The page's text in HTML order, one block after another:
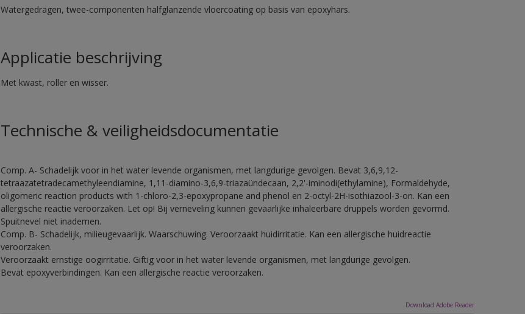
Watergedragen, twee-componenten halfglanzende vloercoating op basis van epoxyhars.
Applicatie beschrijving
Met kwast, roller en wisser.
Technische & veiligheidsdocumentatie
Comp. A- Schadelijk voor in het water levende organismen, met langdurige gevolgen. Bevat 3,6,9,12-
tetraazatetradecamethyleendiamine, 1,11-diamino-3,6,9-triazaündecaan, 2,2'-iminodi(ethylamine), Formaldehyde,
oligomeric reaction products with 1-chloro-2,3-epoxypropane and phenol en 2-octyl-2H-isothiazool-3-on. Kan een
allergische reactie veroorzaken. Let op! Bij verneveling kunnen gevaarlijke inhaleerbare druppels worden gevormd.
Spuitnevel niet inademen.
Comp. B- Schadelijk, milieugevaarlijk. Waarschuwing. Veroorzaakt huidirritatie. Kan een allergische huidreactie
veroorzaken.
Veroorzaakt ernstige oogirritatie. Giftig voor in het water levende organismen, met langdurige gevolgen.
Bevat epoxyverbindingen. Kan een allergische reactie veroorzaken.
Download Adobe Reader